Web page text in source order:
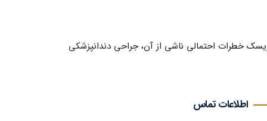
خطرات احتمالی ناشی از آن، جراحی دندانپزشکی
اطلاعات تماس